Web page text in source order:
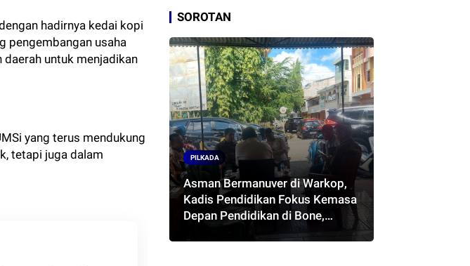
hadirnya kedai kopi
pengembangan usaha
untuk menjadikan
yang terus mendukung
tetapi juga dalam
SOROTAN
PILKADA
Asman Bermanuver di Warkop,
Kadis Pendidikan Fokus Kemasa
Depan Pendidikan di Bone,
Akankah Terwujud Pasangan